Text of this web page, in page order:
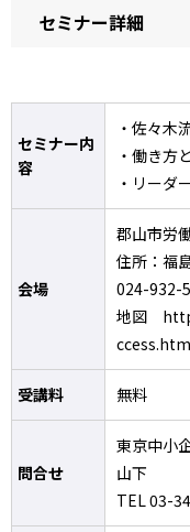
セミナー詳細
セミナー内
容
・佐々木
・働き方
・リーダ
会場
郡山市労
住所：福
024-932-
地図
受講料 無料
問合せ
東京中小
山下
TEL 03-